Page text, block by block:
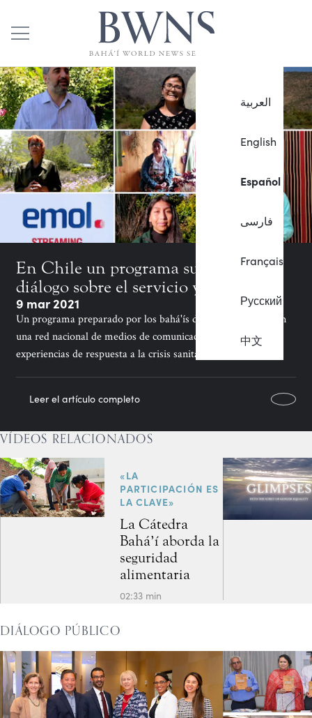
العربية
English
Español
فارسی
Français
Русский
中文
En Chile un programa suscita el
diálogo sobre el servicio y la oración
9 mar 2021
Un programa preparado por los bahá'ís de Chile y emitido en
una red nacional de medios de comunicación analiza las
experiencias de respuesta a la crisis sanitaria.
Leer el artículo completo
VÍDEOS RELACIONADOS
«LA
PARTICIPACIÓN ES
LA CLAVE»
La Cátedra
Bahá’í aborda la
seguridad
alimentaria
02:33 min
DIÁLOGO PÚBLICO